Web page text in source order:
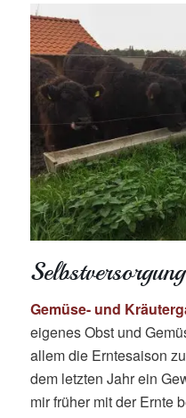
Selbstversorgung
Gemüse- und
eigenes Obst und
allem die Erntesaison
dem letzten Jahr ein
mir früher mit der Ernte